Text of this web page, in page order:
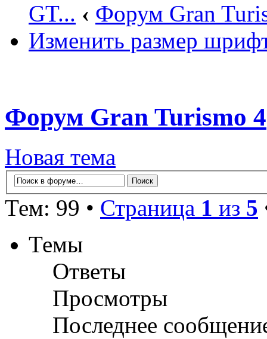
GT... ‹ Форум Gran
Изменить размер
Форум Gran Turismo 4
Новая тема
Тем: 99 • Страница 1 из 5
Темы
Ответы
Просмотры
Последнее